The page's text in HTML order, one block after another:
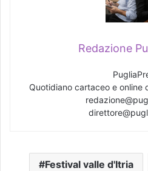
Redazione
Quotidiano cartaceo e online
Festival valle d'Itria